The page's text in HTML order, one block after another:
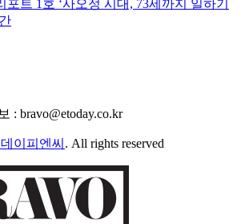
포트 1호 ‘사오정 시대, 73세까지 일하기
: bravo@etoday.co.kr
이피엔씨 . All rights reserved